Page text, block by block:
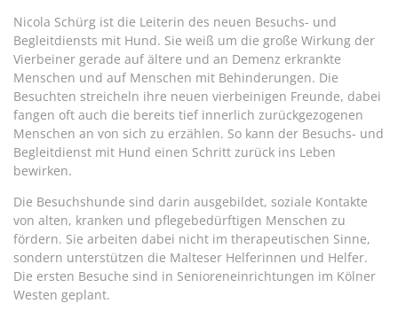
Nicola Schürg ist die Leiterin des neuen Besuchs- und
Begleitdiensts mit Hund. Sie weiß um die große Wirkung der
Vierbeiner gerade auf ältere und an Demenz erkrankte
Menschen und auf Menschen mit Behinderungen. Die
Besuchten streicheln ihre neuen vierbeinigen Freunde, dabei
fangen oft auch die bereits tief innerlich zurückgezogenen
Menschen an von sich zu erzählen. So kann der Besuchs- und
Begleitdienst mit Hund einen Schritt zurück ins Leben
bewirken.
Die Besuchshunde sind darin ausgebildet, soziale Kontakte
von alten, kranken und pflegebedürftigen Menschen zu
fördern. Sie arbeiten dabei nicht im therapeutischen Sinne,
sondern unterstützen die Malteser Helferinnen und Helfer.
Die ersten Besuche sind in Senioreneinrichtungen im Kölner
Westen geplant.